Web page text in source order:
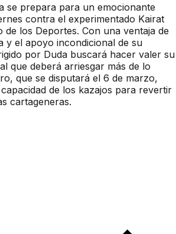
se prepara para un emocionante
contra el experimentado Kairat
de los Deportes. Con una ventaja de
y el apoyo incondicional de su
por Duda buscará hacer valer su
que deberá arriesgar más de lo
que se disputará el 6 de marzo,
de los kazajos para revertir
cartageneras.